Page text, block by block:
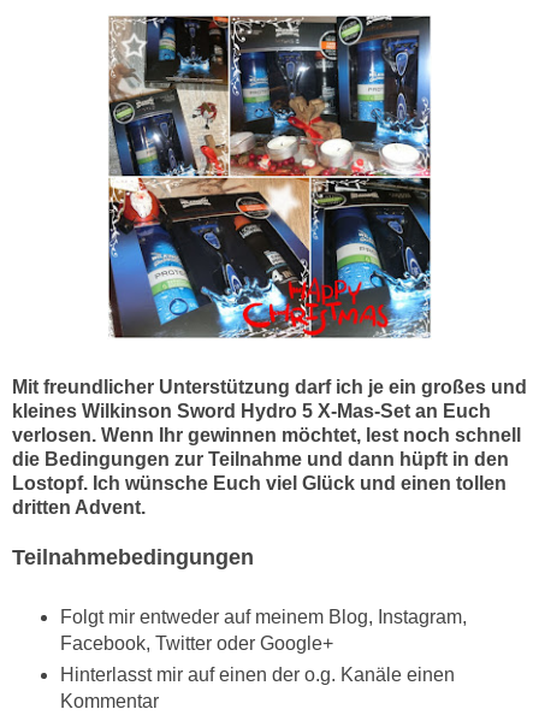
Mit freundlicher Unterstützung darf ich je ein großes und
kleines Wilkinson Sword Hydro 5 X-Mas-Set an Euch
verlosen. Wenn Ihr gewinnen möchtet, lest noch schnell
die Bedingungen zur Teilnahme und dann hüpft in den
Lostopf. Ich wünsche Euch viel Glück und einen tollen
dritten Advent.
Teilnahmebedingungen
Folgt mir entweder auf meinem Blog, Instagram,
Facebook, Twitter oder Google+
Hinterlasst mir auf einen der o.g. Kanäle einen
Kommentar